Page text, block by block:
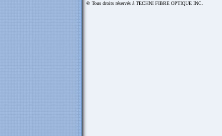
© Tous droits réservés à TECHNI FIBRE OPTIQUE INC.